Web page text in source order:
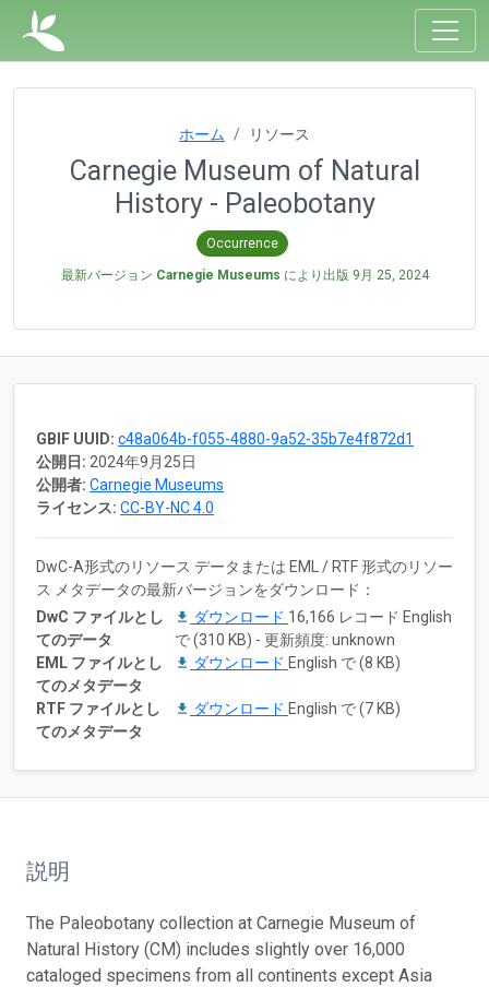
ホーム リソース
Carnegie Museum of Natural
History - Paleobotany
Occurrence
最新バージョン Carnegie Museums により出版 9月 25, 2024
GBIF UUID: c48a064b-f055-4880-9a52-35b7e4f872d1
公開日: 2024年9月25日
公開者: Carnegie Museums
ライセンス: CC-BY-NC 4.0
DwC-A形式のリソース データまたは EML / RTF 形式のリソー
ス メタデータの最新バージョンをダウンロード：
DwC ファイルとし
てのデータ
ダウンロード 16,166 レコード English
で (310 KB) - 更新頻度: unknown
EML ファイルとし
てのメタデータ
ダウンロード English で (8 KB)
RTF ファイルとし
てのメタデータ
ダウンロード English で (7 KB)
説明
The Paleobotany collection at Carnegie Museum of
Natural History (CM) includes slightly over 16,000
cataloged specimens from all continents except Asia